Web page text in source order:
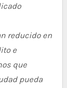
reducido en
e
que
pueda